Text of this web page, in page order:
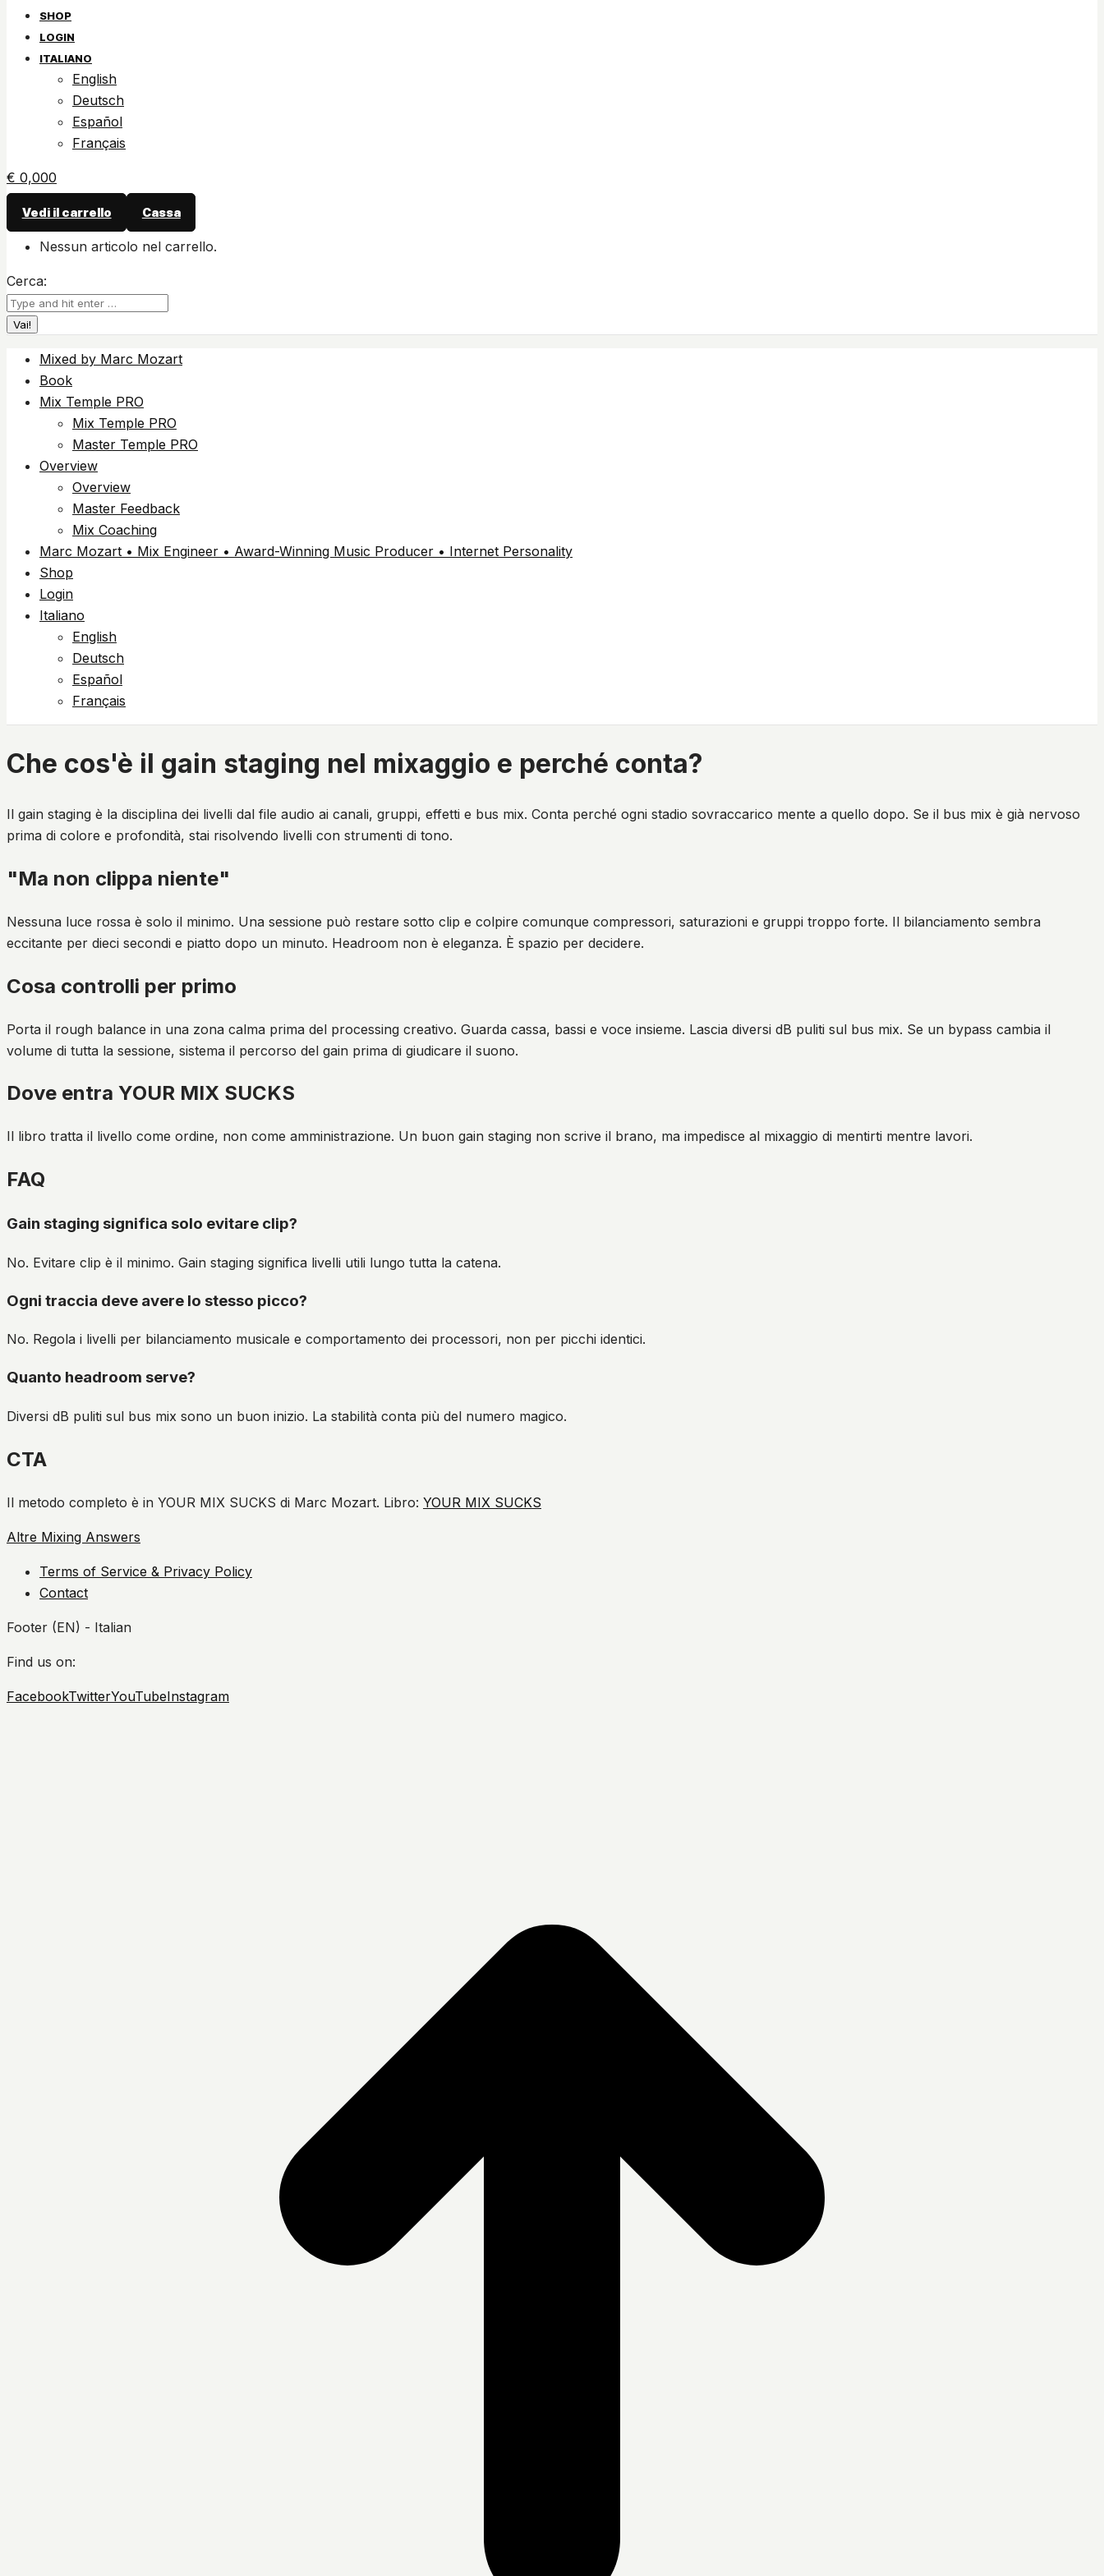
SHOP
LOGIN
ITALIANO
English
Deutsch
Español
Français
€ 0,000
Vedi il carrello Cassa
Nessun articolo nel carrello.
Cerca:
Mixed by Marc Mozart
Book
Mix Temple PRO
Mix Temple PRO
Master Temple PRO
Overview
Overview
Master Feedback
Mix Coaching
Marc Mozart • Mix Engineer • Award-Winning Music Producer • Internet Personality
Shop
Login
Italiano
English
Deutsch
Español
Français
Che cos'è il gain staging nel mixaggio e perché conta?
Il gain staging è la disciplina dei livelli dal file audio ai canali, gruppi, effetti e bus mix. Conta perché ogni stadio sovraccarico mente a quello dopo. Se il bus mix è già nervoso
prima di colore e profondità, stai risolvendo livelli con strumenti di tono.
"Ma non clippa niente"
Nessuna luce rossa è solo il minimo. Una sessione può restare sotto clip e colpire comunque compressori, saturazioni e gruppi troppo forte. Il bilanciamento sembra
eccitante per dieci secondi e piatto dopo un minuto. Headroom non è eleganza. È spazio per decidere.
Cosa controlli per primo
Porta il rough balance in una zona calma prima del processing creativo. Guarda cassa, bassi e voce insieme. Lascia diversi dB puliti sul bus mix. Se un bypass cambia il
volume di tutta la sessione, sistema il percorso del gain prima di giudicare il suono.
Dove entra YOUR MIX SUCKS
Il libro tratta il livello come ordine, non come amministrazione. Un buon gain staging non scrive il brano, ma impedisce al mixaggio di mentirti mentre lavori.
FAQ
Gain staging significa solo evitare clip?
No. Evitare clip è il minimo. Gain staging significa livelli utili lungo tutta la catena.
Ogni traccia deve avere lo stesso picco?
No. Regola i livelli per bilanciamento musicale e comportamento dei processori, non per picchi identici.
Quanto headroom serve?
Diversi dB puliti sul bus mix sono un buon inizio. La stabilità conta più del numero magico.
CTA
Il metodo completo è in YOUR MIX SUCKS di Marc Mozart. Libro: YOUR MIX SUCKS
Altre Mixing Answers
Terms of Service & Privacy Policy
Contact
Footer (EN) - Italian
Find us on:
FacebookTwitterYouTubeInstagram